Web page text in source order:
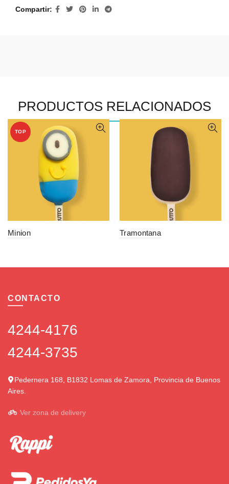
Compartir
PRODUCTOS RELACIONADOS
TOP
Minion Tramontana
CONTACTO
4244-4176
4244-3735
Pedernera 168, B1832 Lomas de Zamora, Provincia de Buenos
Aires.
Ver zona de delivery